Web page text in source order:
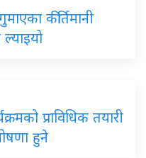
कीर्तिमानी
प्राविधिक तयारी
हुने